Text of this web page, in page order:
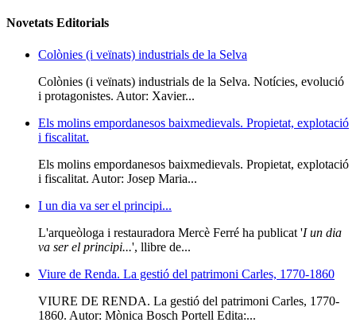
Novetats Editorials
Colònies (i veïnats) industrials de la Selva
Colònies (i veïnats) industrials de la Selva. Notícies, evolució
i protagonistes. Autor: Xavier...
Els molins empordanesos baixmedievals. Propietat, explotació
i fiscalitat.
Els molins empordanesos baixmedievals. Propietat, explotació
i fiscalitat. Autor: Josep Maria...
I un dia va ser el principi...
L'arqueòloga i restauradora Mercè Ferré ha publicat 'I un dia
va ser el principi...', llibre de...
Viure de Renda. La gestió del patrimoni Carles, 1770-1860
VIURE DE RENDA. La gestió del patrimoni Carles, 1770-
1860. Autor: Mònica Bosch Portell Edita:...